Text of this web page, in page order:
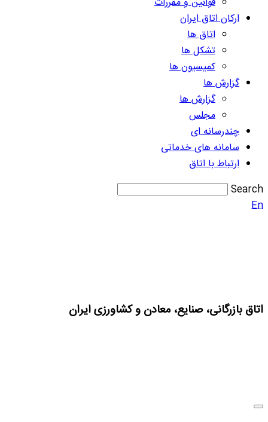
ارکان اتاق ایران
اتاق ها
تشکل ها
کمیسیون ها
گزارش ها
گزارش ها
مجلس
چندرسانه ای
سامانه های خدماتی
ارتباط با اتاق
Search
En
اتاق بازرگانی، صنایع، معادن و کشاورزی ایران